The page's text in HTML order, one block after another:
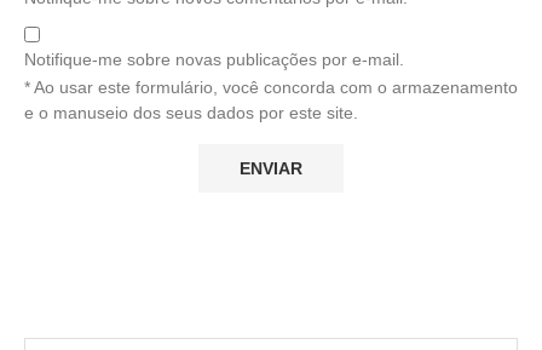
Notifique-me sobre novas publicações por e-mail.
* Ao usar este formulário, você concorda com o armazenamento
e o manuseio dos seus dados por este site.